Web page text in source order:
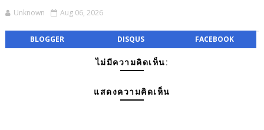
Unknown Aug 06, 2026
BLOGGER DISQUS FACEBOOK
ไม่มีความคิดเห็น:
แสดงความคิดเห็น